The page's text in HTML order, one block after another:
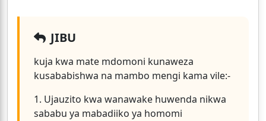
JIBU
kuja kwa mate mdomoni kunaweza
kusababishwa na mambo mengi kama vile:-
1. Ujauzito kwa wanawake huwenda nikwa
sababu ya mabadiiko ya homomi